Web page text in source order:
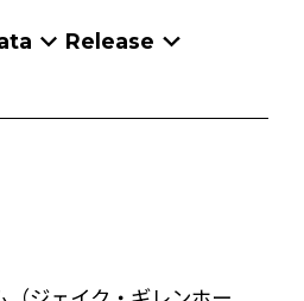
Release